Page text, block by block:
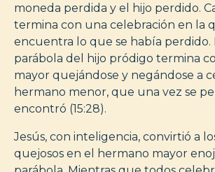
moneda perdida y el hijo perdido.
termina con una celebración en la
encuentra lo que se había perdido.
parábola del hijo pródigo termina
mayor quejándose y negándose a
hermano menor, que una vez se
encontró (15:28).
Jesús, con inteligencia, convirtió a
quejosos en el hermano mayor